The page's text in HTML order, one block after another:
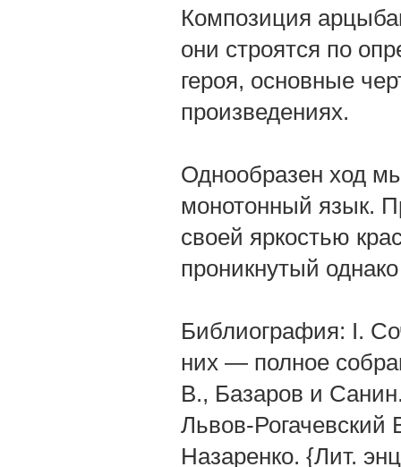
Композиция
они строятся по
героя, основные
произведениях.
Однообразен ход
монотонный язык.
своей яркостью
проникнутый
Библиография: I.
них — полное
В., Базаров и
Львов-
Назаренко. {Лит.